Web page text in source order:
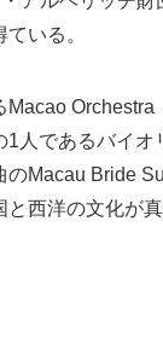
いる。
人であるバイオ
Macau Bride
西洋の文化が